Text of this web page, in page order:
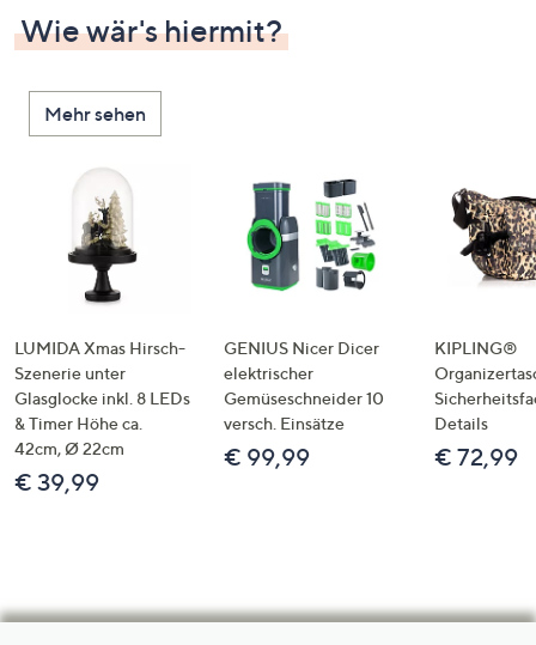
Wie wär's hiermit?
Mehr sehen
LUMIDA Xmas Hirsch-
Szenerie unter
Glasglocke inkl. 8 LEDs
& Timer Höhe ca.
42cm, Ø 22cm
€ 39,99
GENIUS Nicer Dicer
elektrischer
Gemüseschneider 10
versch. Einsätze
€ 99,99
KIPLING®
Details
€ 72,99